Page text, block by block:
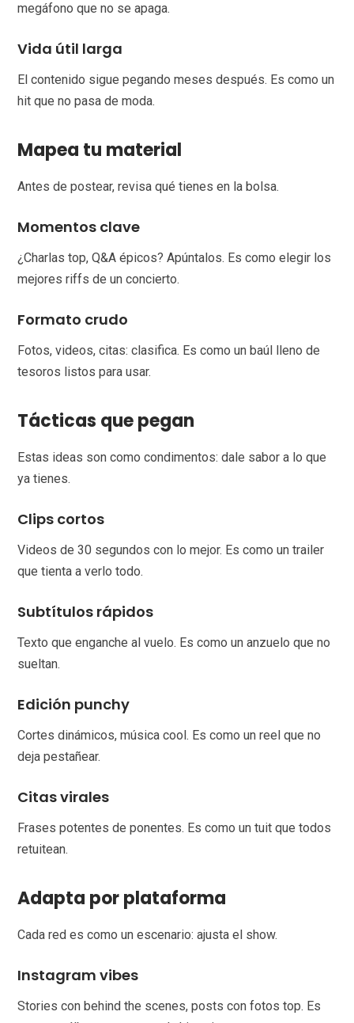
megáfono que no se apaga.
Vida útil larga
El contenido sigue pegando meses después. Es como un
hit que no pasa de moda.
Mapea tu material
Antes de postear, revisa qué tienes en la bolsa.
Momentos clave
¿Charlas top, Q&A épicos? Apúntalos. Es como elegir los
mejores riffs de un concierto.
Formato crudo
Fotos, videos, citas: clasifica. Es como un baúl lleno de
tesoros listos para usar.
Tácticas que pegan
Estas ideas son como condimentos: dale sabor a lo que
ya tienes.
Clips cortos
Videos de 30 segundos con lo mejor. Es como un trailer
que tienta a verlo todo.
Subtítulos rápidos
Texto que enganche al vuelo. Es como un anzuelo que no
sueltan.
Edición punchy
Cortes dinámicos, música cool. Es como un reel que no
deja pestañear.
Citas virales
Frases potentes de ponentes. Es como un tuit que todos
retuitean.
Adapta por plataforma
Cada red es como un escenario: ajusta el show.
Instagram vibes
Stories con behind the scenes, posts con fotos top. Es